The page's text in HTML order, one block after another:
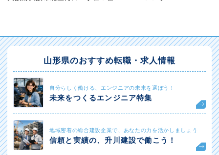
山形県のおすすめ転職・求人情報
自分らしく働ける、エンジニアの未来を選ぼう！
未来をつくるエンジニア特集
地域密着の総合建設企業で、あなたの力を活かしましょう
信頼と実績の、升川建設で働こう！